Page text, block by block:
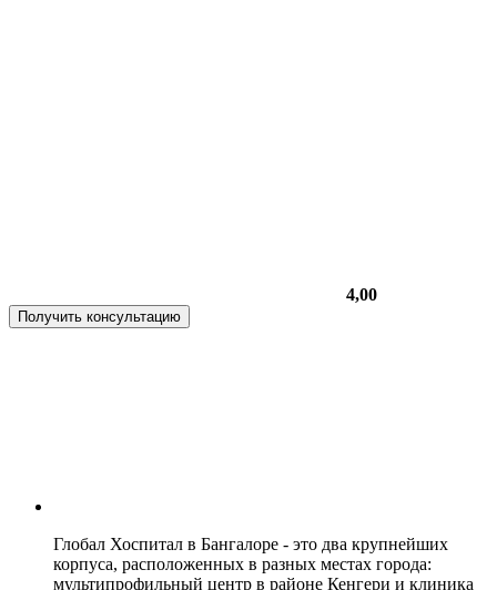
4,00
Получить консультацию
Глобал Хоспитал в Бангалоре - это два крупнейших
корпуса, расположенных в разных местах города:
мультипрофильный центр в районе Кенгери и клиника